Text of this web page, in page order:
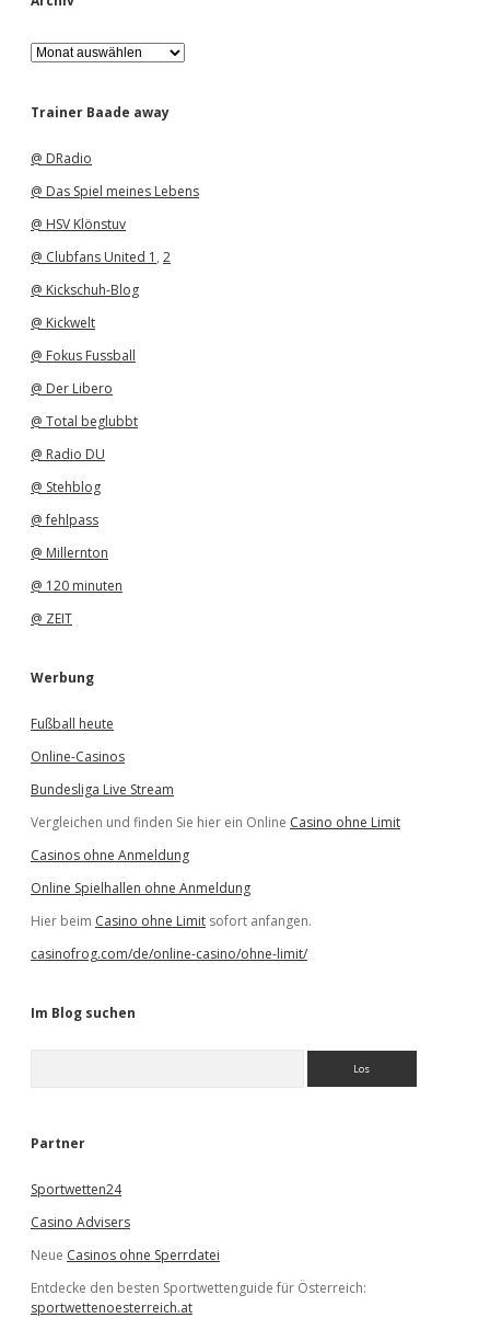
A
r
h
Trainer Baade away
@ DRadio
@ Das Spiel meines Lebens
@ HSV Klönstuv
@ Clubfans United 1 , 2
@ Kickschuh-Blog
@ Kickwelt
@ Fokus Fussball
@ Der Libero
@ Total beglubbt
@ Radio DU
@ Stehblog
@ fehlpass
@ Millernton
@ 120 minuten
@ ZEIT
Werbung
Fußball heute
Online-Casinos
Bundesliga Live Stream
Vergleichen und finden Sie hier ein Online Casino ohne Limit
Casinos ohne Anmeldung
Online Spielhallen ohne Anmeldung
Hier beim Casino ohne Limit sofort anfangen.
casinofrog.com/de/online-casino/ohne-limit/
Im Blog suchen
e
Partner
Sportwetten24
Casino Advisers
Neue Casinos ohne Sperrdatei
Entdecke den besten Sportwettenguide für Österreich:
sportwettenoesterreich.at